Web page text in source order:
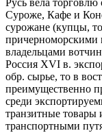
Русь вела
Суроже, Кафе и
сурожане (купцы,
причерноморскими
владельцами
Россия XVI в.
обр. сырье, то в
преимущественно
среди
транзитные
транспортными